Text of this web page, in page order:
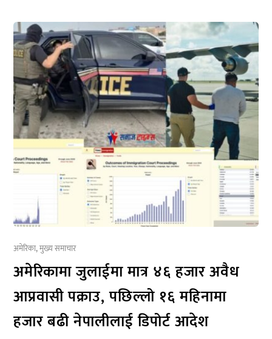
अमेरिका,मुख्य समाचार
अमेरिकामा जुलाईमा मात्र ४६ हजार अवैध
आप्रवासी पक्राउ, पछिल्लो १६ महिनामा
हजार बढी नेपालीलाई डिपोर्ट आदेश